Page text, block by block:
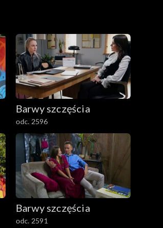
Barwy szczęścia
odc. 2596
Barwy szczęścia
odc. 2591